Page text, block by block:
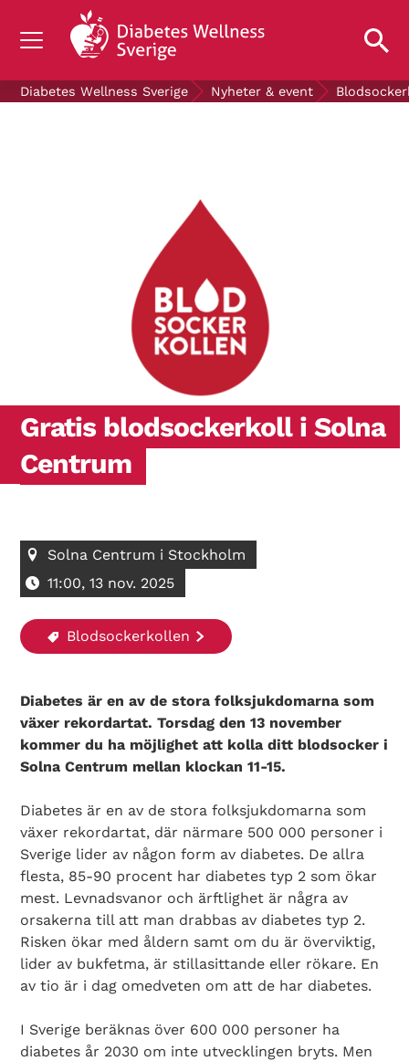
OM DIABETES
GRATIS DIABETESPRODUKTER
Blodsockerkollen
Diabetes Wellness Sverige Nyheter & event
Gratis blodsockerkoll i Solna
Centrum
Solna Centrum i Stockholm
11:00, 13 nov. 2025
Blodsockerkollen
Diabetes är en av de stora folksjukdomarna som
växer rekordartat. Torsdag den 13 november
kommer du ha möjlighet att kolla ditt blodsocker i
Solna Centrum mellan klockan 11-15.
Diabetes är en av de stora folksjukdomarna som
växer rekordartat, där närmare 500 000 personer i
Sverige lider av någon form av diabetes. De allra
flesta, 85-90 procent har diabetes typ 2 som ökar
mest. Levnadsvanor och ärftlighet är några av
orsakerna till att man drabbas av diabetes typ 2.
Risken ökar med åldern samt om du är överviktig,
lider av bukfetma, är stillasittande eller rökare. En
av tio är i dag omedveten om att de har diabetes.
I Sverige beräknas över 600 000 personer ha
diabetes år 2030 om inte utvecklingen bryts. Men